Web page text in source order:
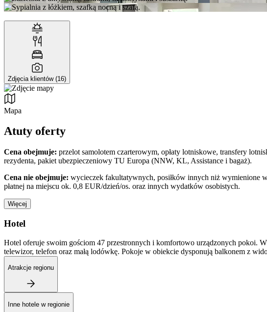
Zdjęcia klientów (16)
Mapa
Atuty oferty
Cena obejmuje: przelot samolotem czarterowym, opłaty lotniskowe, transfery
rezydenta, pakiet ubezpieczeniowy TU Europa (NNW, KL, Assistance i bagaż).
Cena nie obejmuje: wycieczek fakultatywnych, posiłków innych niż wymienione
płatnej na miejscu ok. 0,8 EUR/dzień/os. oraz innych wydatków osobistych.
Więcej
Hotel
Hotel oferuje swoim gościom 47 przestronnych i komfortowo urządzonych pokoi.
telewizor, telefon oraz małą lodówkę. Pokoje w obiekcie dysponują balkonem z
Atrakcje regionu
Inne hotele w regionie